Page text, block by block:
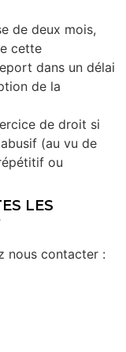
de deux mois,
cette
dans un délai
de la
de droit si
(au vu de
ou
LES
nous contacter :